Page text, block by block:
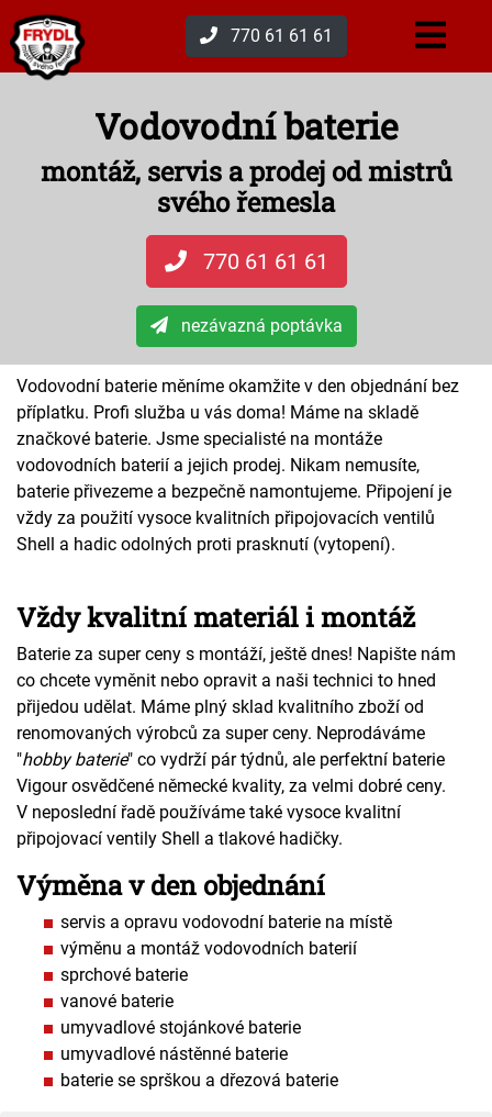
770 61 61 61
Vodovodní baterie
montáž, servis a prodej od mistrů
svého řemesla
770 61 61 61
nezávazná poptávka
Vodovodní baterie měníme okamžite v den objednání bez
příplatku. Profi služba u vás doma! Máme na skladě
značkové baterie. Jsme specialisté na montáže
vodovodních baterií a jejich prodej. Nikam nemusíte,
baterie přivezeme a bezpečně namontujeme. Připojení je
vždy za použití vysoce kvalitních připojovacích ventilů
Shell a hadic odolných proti prasknutí (vytopení).
Vždy kvalitní materiál i montáž
Baterie za super ceny s montáží, ještě dnes! Napište nám
co chcete vyměnit nebo opravit a naši technici to hned
přijedou udělat. Máme plný sklad kvalitního zboží od
renomovaných výrobců za super ceny. Neprodáváme
"hobby baterie" co vydrží pár týdnů, ale perfektní baterie
Vigour osvědčené německé kvality, za velmi dobré ceny.
V neposlední řadě používáme také vysoce kvalitní
připojovací ventily Shell a tlakové hadičky.
Výměna v den objednání
servis a opravu vodovodní baterie na místě
výměnu a montáž vodovodních baterií
sprchové baterie
vanové baterie
umyvadlové stojánkové baterie
umyvadlové nástěnné baterie
baterie se sprškou a dřezová baterie